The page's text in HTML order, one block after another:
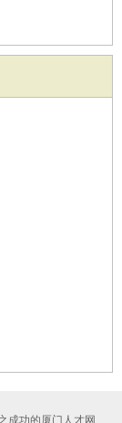
成功的厦门人才网